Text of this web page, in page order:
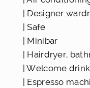
| Designer
| Safe
| Minibar
| Hairdryer,
| Welcome
| Espresso